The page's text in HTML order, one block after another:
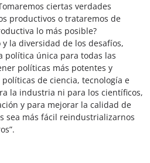
ciertas verdades
productivos o trataremos de
lo más posible?
la diversidad de los desafíos,
política única para todas las
políticas más potentes y
de ciencia, tecnología e
la industria ni para los científicos,
y para mejorar la calidad de
sea más fácil reindustrializarnos